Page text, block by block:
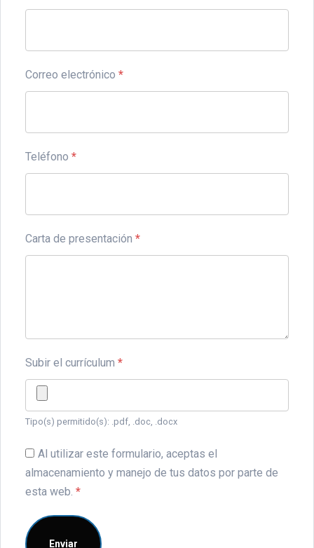
Correo electrónico *
Teléfono *
Carta de presentación *
Subir el currículum *
Tipo(s) permitido(s): .pdf, .doc, .docx
Al utilizar este formulario, aceptas el
almacenamiento y manejo de tus datos por parte de
esta web. *